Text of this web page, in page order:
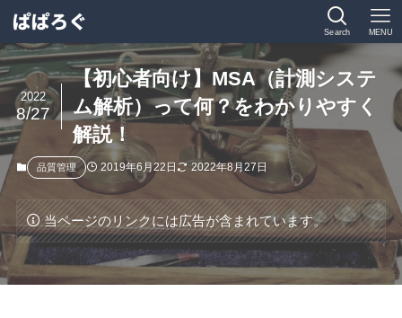
Search MENU
【初心者向け】MSA（計測システ
ム解析）って何？をわかりやすく
解説！
2022
8/27
品質管理 2019年6月22日 2022年8月27日
当ページのリンクには広告が含まれています。